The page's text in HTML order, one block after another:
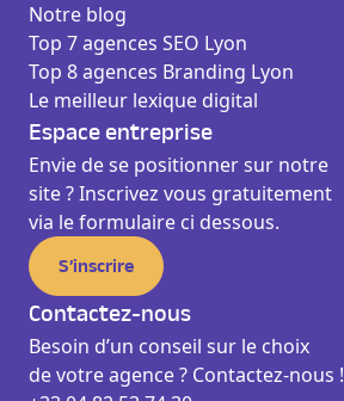
Notre blog
Top 7 agences SEO Lyon
Top 8 agences Branding Lyon
Le meilleur lexique digital
Espace entreprise
Envie de se positionner sur notre
site ? Inscrivez vous gratuitement
via le formulaire ci dessous.
S’inscrire
Contactez-nous
Besoin d’un conseil sur le choix
de votre agence ? Contactez-nous !